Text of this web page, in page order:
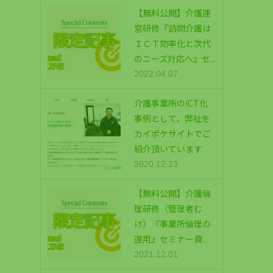
【無料公開】介護運
営研修『訪問介護は
ＩＣＴ効率化と次代
のニーズ対応へ』セ...
2022.04.07
介護事業所のICT化
事例として、弊社を
カイポケサイトでご
紹介頂いています
2020.12.23
【無料公開】介護倫
理研修（管理者む
け）『事業所倫理の
運用』セミナー資...
2021.12.01